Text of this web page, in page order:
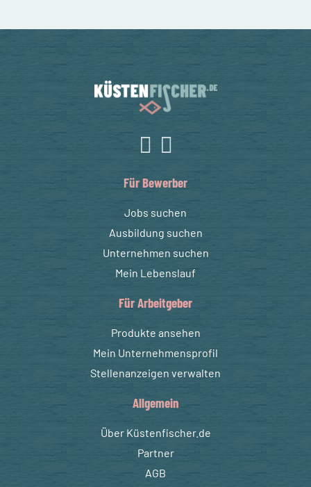
Für Bewerber
Jobs suchen
Ausbildung suchen
Unternehmen suchen
Mein Lebenslauf
Für Arbeitgeber
Produkte ansehen
Mein Unternehmensprofil
Stellenanzeigen verwalten
Allgemein
Über Küstenfischer.de
Partner
AGB